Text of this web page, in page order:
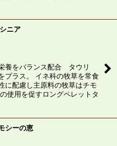
ニア
養をバランス配合 タウリ
プラス。 イネ科の牧草を常食
に配慮し主原料の牧草はチモ
使用を促すロングペレットタ
シーの恵